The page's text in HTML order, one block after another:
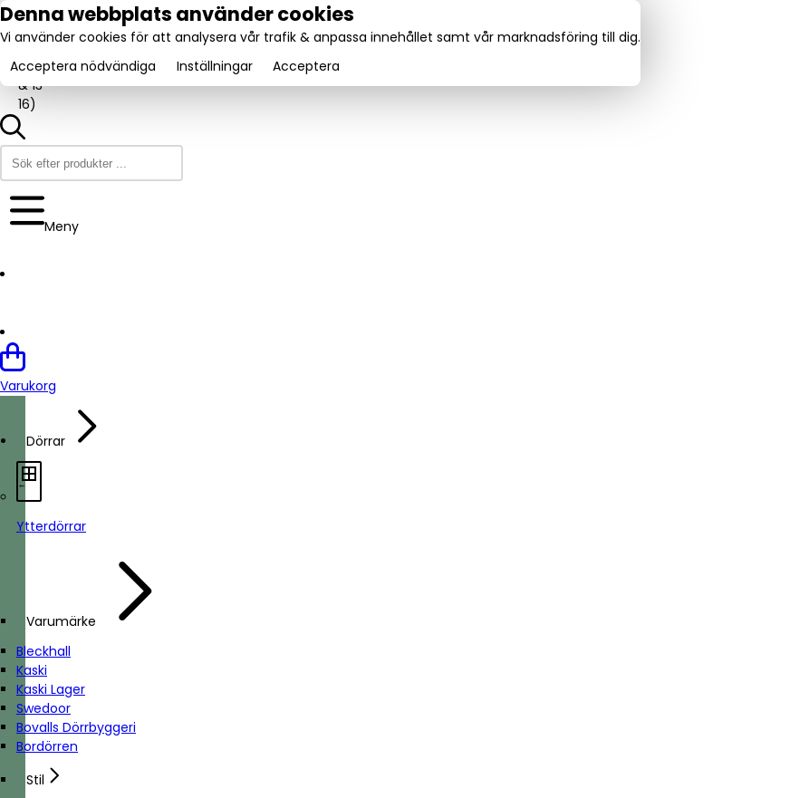
tel:
031-
160840
(9-12
& 13-
16)
Trustpilot
Utmärkt:
4.6/5
Meny
Varukorg
Dörrar
Ytterdörrar
Varumärke
Bleckhall
Kaski
Kaski Lager
Swedoor
Bovalls Dörrbyggeri
Bordörren
Stil
Denna webbplats använder cookies
Vi använder cookies för att analysera vår trafik & anpassa innehållet samt vår marknadsföring till dig.
Acceptera nödvändiga
Inställningar Acceptera